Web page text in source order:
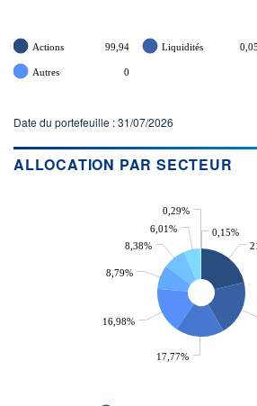
Actions 99,94 Liquidités 0,05
Autres 0
Date du portefeuille : 31/07/2026
ALLOCATION PAR SECTEUR
17,77%
16,98%
8,79%
8,38%
6,01%
0,29%
0,15%